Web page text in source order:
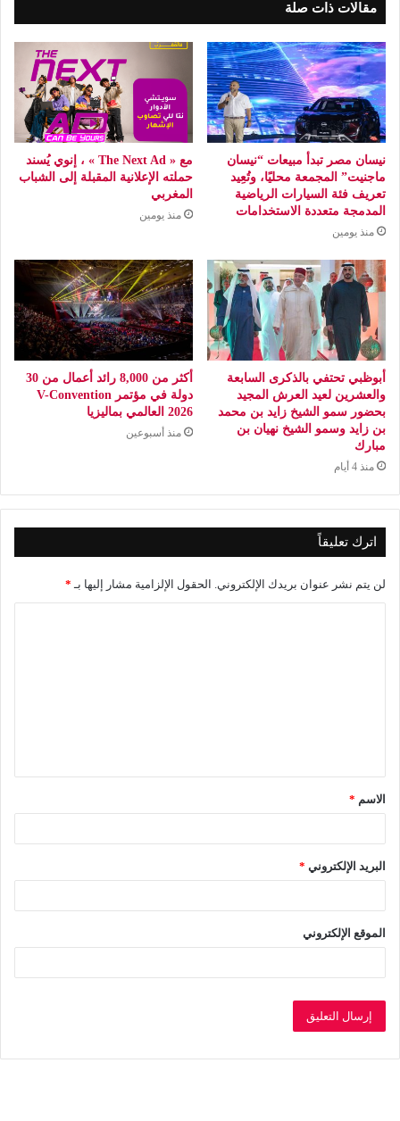
مقالات ذات صلة
نيسان مصر تبدأ مبيعات “نيسان
ماجنيت” المجمعة محليًا، وتُعِيد
تعريف فئة السيارات الرياضية
المدمجة متعددة الاستخدامات
منذ يومين
مع « The Next Ad » ، إنوي يُسند
حملته الإعلانية المقبلة إلى الشباب
المغربي
منذ يومين
أبوظبي تحتفي بالذكرى السابعة
والعشرين لعيد العرش المجيد
بحضور سمو الشيخ زايد بن محمد
بن زايد وسمو الشيخ نهيان بن
مبارك
منذ 4 أيام
أكثر من 8,000 رائد أعمال من 30
دولة في مؤتمر V-Convention
2026 العالمي بماليزيا
منذ أسبوعين
اترك تعليقاً
لن يتم نشر عنوان بريدك الإلكتروني. الحقول الإلزامية مشار إليها بـ *
ق
*الاسم *
البريد الإلكتروني *
الموقع الإلكتروني